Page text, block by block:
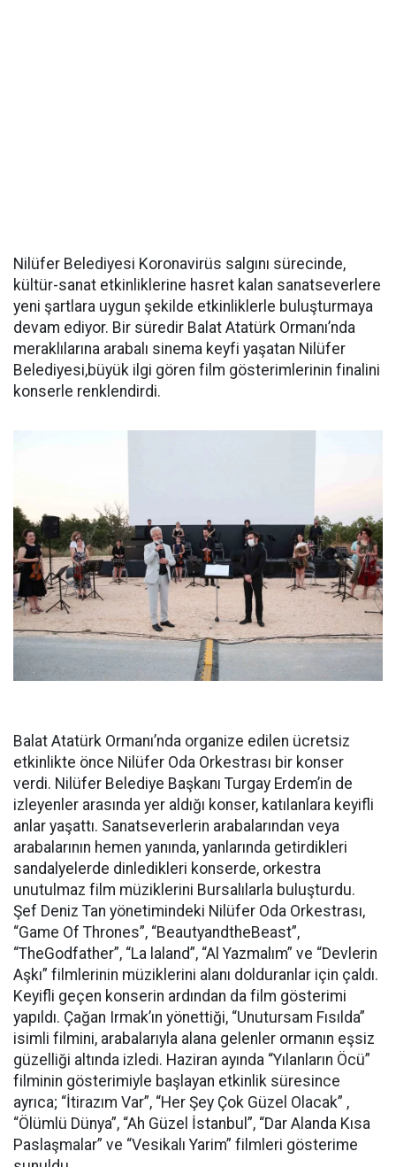
Nilüfer Belediyesi Koronavirüs salgını sürecinde,
kültür-sanat etkinliklerine hasret kalan sanatseverlere
yeni şartlara uygun şekilde etkinliklerle buluşturmaya
devam ediyor. Bir süredir Balat Atatürk Ormanı’nda
meraklılarına arabalı sinema keyfi yaşatan Nilüfer
Belediyesi,büyük ilgi gören film gösterimlerinin finalini
konserle renklendirdi.
Balat Atatürk Ormanı’nda organize edilen ücretsiz
etkinlikte önce Nilüfer Oda Orkestrası bir konser
verdi. Nilüfer Belediye Başkanı Turgay Erdem’in de
izleyenler arasında yer aldığı konser, katılanlara keyifli
anlar yaşattı. Sanatseverlerin arabalarından veya
arabalarının hemen yanında, yanlarında getirdikleri
sandalyelerde dinledikleri konserde, orkestra
unutulmaz film müziklerini Bursalılarla buluşturdu.
Şef Deniz Tan yönetimindeki Nilüfer Oda Orkestrası,
“Game Of Thrones”, “BeautyandtheBeast”,
“TheGodfather”, “La laland”, “Al Yazmalım” ve “Devlerin
Aşkı” filmlerinin müziklerini alanı dolduranlar için çaldı.
Keyifli geçen konserin ardından da film gösterimi
yapıldı. Çağan Irmak’ın yönettiği, “Unutursam Fısılda”
isimli filmini, arabalarıyla alana gelenler ormanın eşsiz
güzelliği altında izledi. Haziran ayında “Yılanların Öcü”
filminin gösterimiyle başlayan etkinlik süresince
ayrıca; “İtirazım Var”, “Her Şey Çok Güzel Olacak” ,
“Ölümlü Dünya”, “Ah Güzel İstanbul”, “Dar Alanda Kısa
Paslaşmalar” ve “Vesikalı Yarim” filmleri gösterime